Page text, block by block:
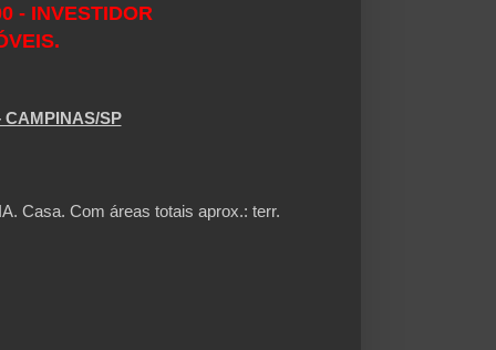
- INVESTIDOR
CAMPINAS/SP
Casa. Com áreas totais aprox.: terr.